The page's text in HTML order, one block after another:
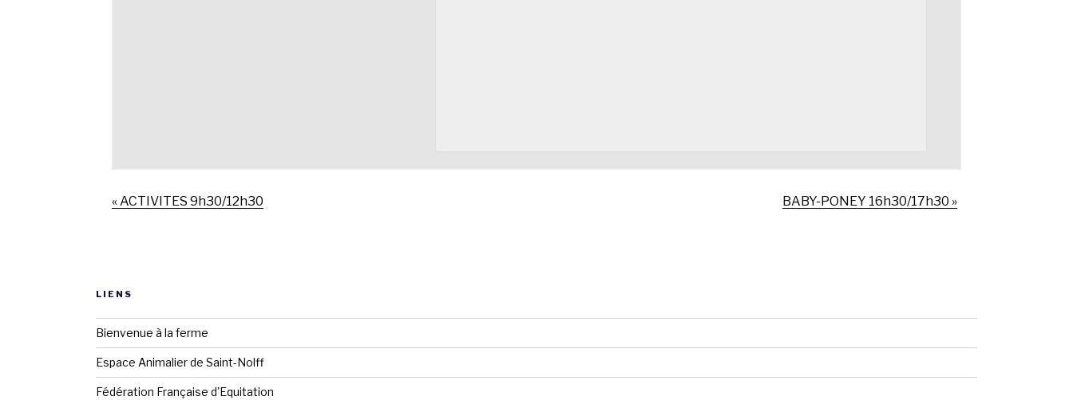
«ACTIVITES 9h30/12h30 BABY-PONEY 16h30/17h30 »
LIENS
Bienvenue à la ferme
Espace Animalier de Saint-Nolff
Fédération Française d'Equitation